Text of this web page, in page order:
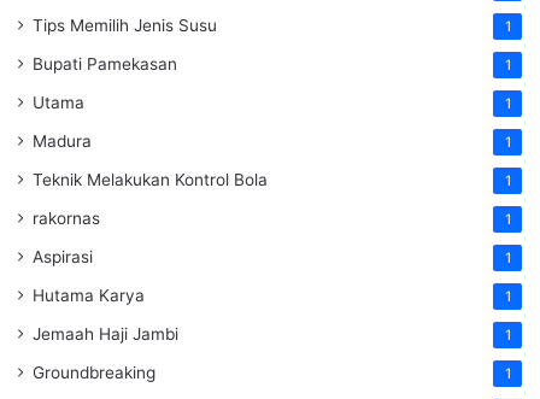
Tips Memilih Jenis Susu 1
Bupati Pamekasan 1
Utama 1
Madura 1
Teknik Melakukan Kontrol Bola 1
rakornas 1
Aspirasi 1
Hutama Karya 1
Jemaah Haji Jambi 1
Groundbreaking 1